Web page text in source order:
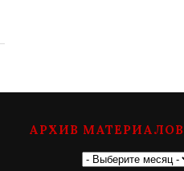
АРХИВ МАТЕРИАЛОВ